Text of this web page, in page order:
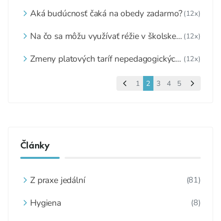
Aká budúcnosť čaká na obedy zadarmo?(12x)
Na čo sa môžu využívať réžie v školskej
(12x)
Zmeny platových taríf nepedagogických (12x)
1 2 3 4 5
Články
Z praxe jedální (81)
Hygiena (8)